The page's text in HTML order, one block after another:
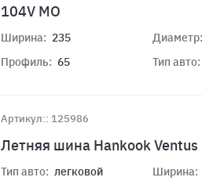
104V MO
Ширина: 235
Профиль: 65
Диаметр:
Тип авто:
Артикул:: 125986
Летняя шина Hankook
Тип авто: легковой
Ширина: